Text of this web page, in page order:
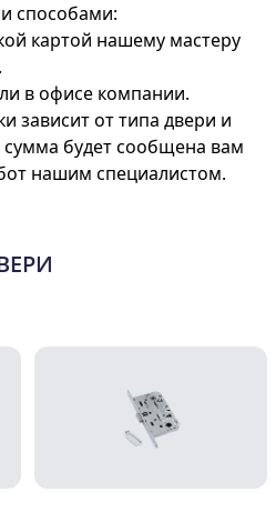
способами:
картой нашему мастеру
в офисе компании.
зависит от типа двери и
будет сообщена вам
нашим специалистом.